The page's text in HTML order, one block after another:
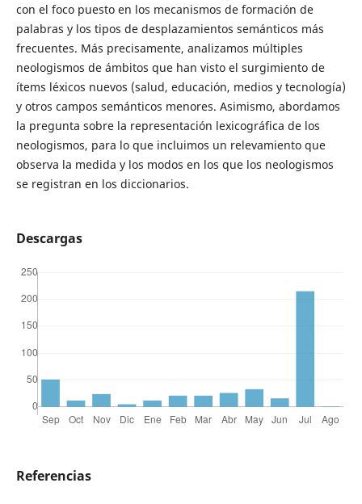
con el foco puesto en los mecanismos de formación de
palabras y los tipos de desplazamientos semánticos más
frecuentes. Más precisamente, analizamos múltiples
neologismos de ámbitos que han visto el surgimiento de
ítems léxicos nuevos (salud, educación, medios y tecnología)
y otros campos semánticos menores. Asimismo, abordamos
la pregunta sobre la representación lexicográfica de los
neologismos, para lo que incluimos un relevamiento que
observa la medida y los modos en los que los neologismos
se registran en los diccionarios.
Descargas
Referencias